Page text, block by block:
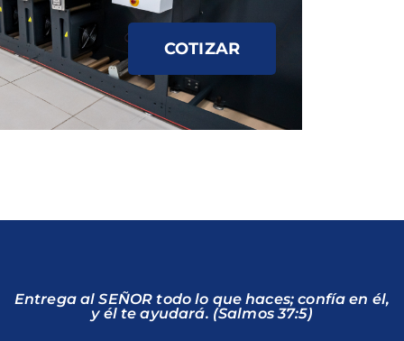
COTIZAR
Entrega al SEÑOR todo lo que haces; confía en él,
y él te ayudará. (Salmos 37:5)